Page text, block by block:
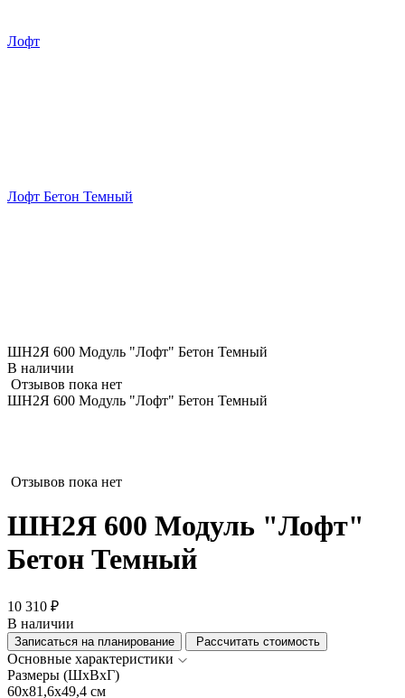
Лофт
Лофт Бетон Темный
ШН2Я 600 Модуль "Лофт" Бетон Темный
В наличии
Отзывов пока нет
ШН2Я 600 Модуль "Лофт" Бетон Темный
Отзывов пока нет
ШН2Я 600 Модуль "Лофт"
Бетон Темный
10 310 ₽
В наличии
Записаться на планирование Рассчитать стоимость
Основные характеристики
Размеры (ШхВхГ)
60x81,6x49,4 см